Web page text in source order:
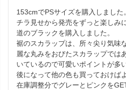
153cmでPSサイズを購入しました。
チラ見せから発売をずっと楽しみ
道のブラックを購入しました。
裾のスカラップは、所々尖り気味
麗な丸みをおびたスカラップでは
いているので可愛いポイントが多
後になって他の色も買っておけば
在庫調整分でグレーとピンクを